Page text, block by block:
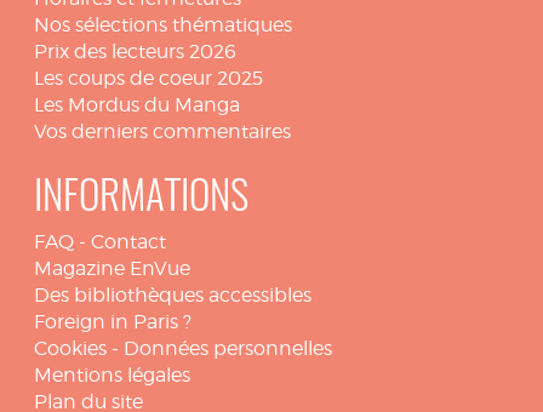
Nos sélections thématiques
Prix des lecteurs 2026
Les coups de coeur 2025
Les Mordus du Manga
Vos derniers commentaires
INFORMATIONS
FAQ - Contact
Magazine EnVue
Des bibliothèques accessibles
Foreign in Paris ?
Cookies - Données personnelles
Mentions légales
Plan du site